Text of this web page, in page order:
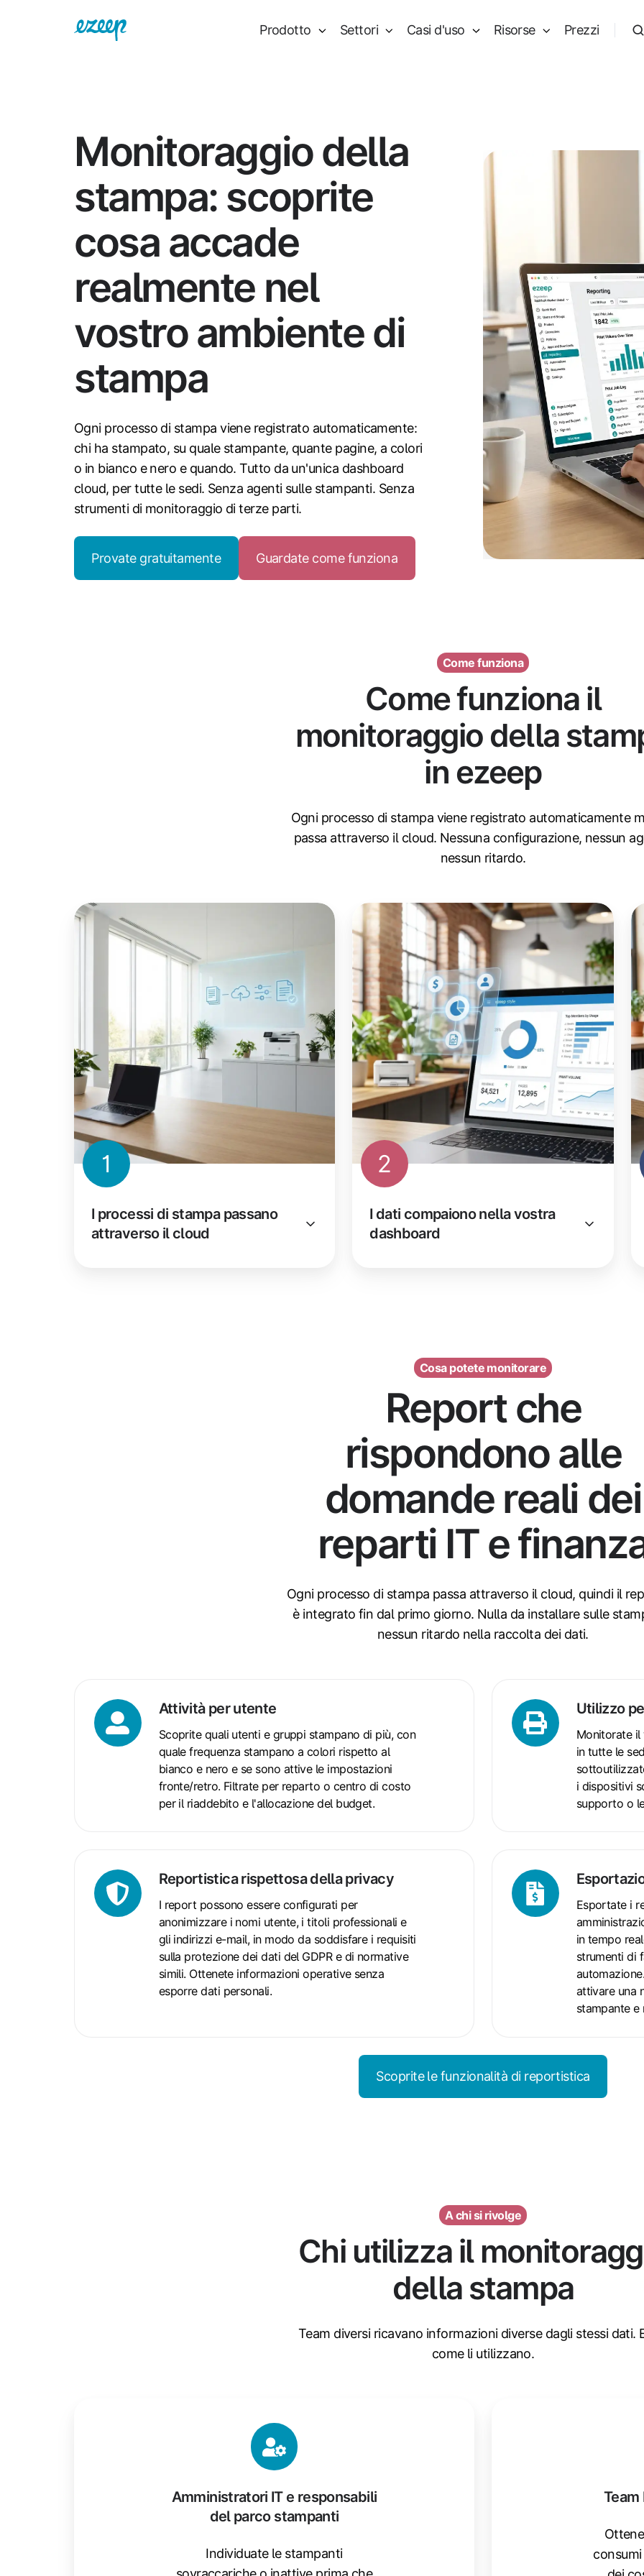
Prodotto Settori Casi d'uso Risorse Prezzi
Monitoraggio della
stampa: scoprite
cosa accade
realmente nel
vostro ambiente di
stampa
Ogni processo di stampa viene registrato automaticamente:
chi ha stampato, su quale stampante, quante pagine, a colori
o in bianco e nero e quando. Tutto da un'unica dashboard
cloud, per tutte le sedi. Senza agenti sulle stampanti. Senza
strumenti di monitoraggio di terze parti.
Provate gratuitamente Guardate come funziona
Come funziona
Come funziona il
monitoraggio della
in ezeep
Ogni processo di stampa viene registrato automaticamente
passa attraverso il cloud. Nessuna configurazione, nessun
nessun ritardo.
1
I processi di stampa passano
attraverso il cloud
2
I dati compaiono nella vostra
dashboard
Cosa potete monitorare
Report che
rispondono alle
domande reali dei
reparti IT e
Ogni processo di stampa passa attraverso il cloud, quindi il
è integrato fin dal primo giorno. Nullа da installare sulle
nessun ritardo nella raccolta dei dati.
Attività per utente
Scoprite quali utenti e gruppi stampano di più, con
quale frequenza stampano a colori rispetto al
bianco e nero e se sono attive le impostazioni
fronte/retro. Filtrate per reparto o centro di costo
per il riaddebito e l'allocazione del budget.
Attività
per
utente
Utilizzo
Monitorate
in tutte le
i dispositivi
supporto o
Utilizzo
per
stampante
Reportistica rispettosa della privacy
I report possono essere configurati per
anonimizzare i nomi utente, i titoli professionali e
gli indirizzi e-mail, in modo da soddisfare i requisiti
sulla protezione dei dati del GDPR e di normative
simili. Ottenete informazioni operative senza
esporre dati personali.
Reportistica
rispettosa
della
Esportate i
in tempo
strumenti di
attivare una
stampante e
Esportazione
dati
Scoprite le funzionalità di reportistica
A chi si rivolge
Chi utilizza il
della stampa
Team diversi ricavano informazioni diverse dagli stessi dati.
come li utilizzano.
Amministratori IT e responsabili
del parco stampanti
Individuate le stampanti
Team